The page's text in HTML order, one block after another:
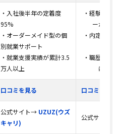
・入社後半年の定着度
95%
・オーダーメイド型の個
別就業サポート
・就業支援実績が累計3.5
万人以上
・経験豊富
ーが無料
・内定まで
・職歴を気
に利用
口コミを見る 口コミを見る
公式サイト→ UZUZ(ウズ
キャリ)
公式サイト→